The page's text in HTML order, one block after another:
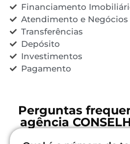
Financiamento
Atendimento e Negócios
Transferências
Depósito
Investimentos
Pagamento
Perguntas
agência